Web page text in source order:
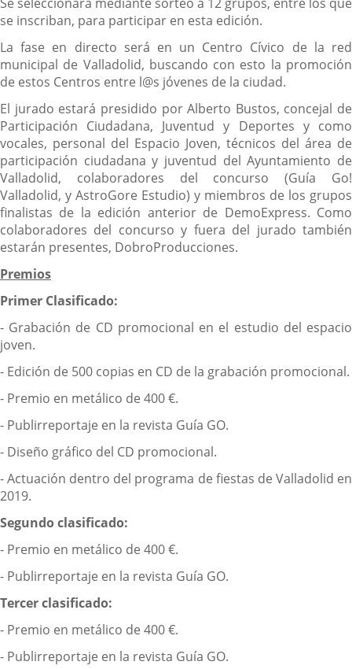
se inscriban, para participar en esta edición.
La fase en directo será en un Centro Cívico de la red
municipal de Valladolid, buscando con esto la promoción
de estos Centros entre l@s jóvenes de la ciudad.
El jurado estará presidido por Alberto Bustos, concejal de
Participación Ciudadana, Juventud y Deportes y como
vocales, personal del Espacio Joven, técnicos del área de
participación ciudadana y juventud del Ayuntamiento de
Valladolid, colaboradores del concurso (Guía Go!
Valladolid, y AstroGore Estudio) y miembros de los grupos
finalistas de la edición anterior de DemoExpress. Como
colaboradores del concurso y fuera del jurado también
estarán presentes, DobroProducciones.
Premios
Primer Clasificado:
- Grabación de CD promocional en el estudio del espacio
joven.
- Edición de 500 copias en CD de la grabación promocional.
- Premio en metálico de 400 €.
- Publirreportaje en la revista Guía GO.
- Diseño gráfico del CD promocional.
- Actuación dentro del programa de fiestas de Valladolid en
2019.
Segundo clasificado:
- Premio en metálico de 400 €.
- Publirreportaje en la revista Guía GO.
Tercer clasificado:
- Premio en metálico de 400 €.
- Publirreportaje en la revista Guía GO.